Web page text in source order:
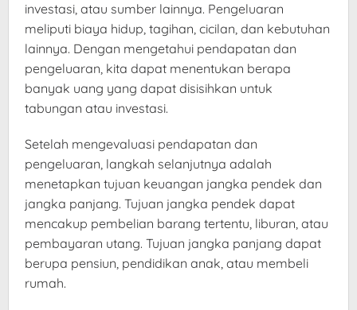
investasi, atau sumber lainnya. Pengeluaran
meliputi biaya hidup, tagihan, cicilan, dan kebutuhan
lainnya. Dengan mengetahui pendapatan dan
pengeluaran, kita dapat menentukan berapa
banyak uang yang dapat disisihkan untuk
tabungan atau investasi.
Setelah mengevaluasi pendapatan dan
pengeluaran, langkah selanjutnya adalah
menetapkan tujuan keuangan jangka pendek dan
jangka panjang. Tujuan jangka pendek dapat
mencakup pembelian barang tertentu, liburan, atau
pembayaran utang. Tujuan jangka panjang dapat
berupa pensiun, pendidikan anak, atau membeli
rumah.